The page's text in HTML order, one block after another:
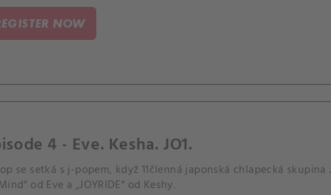
NOW
4 - Eve. Kesha. JO1.
se setká s j-popem, když 11členná japonská chlapecká
od Eve a „JOYRIDE“ od Keshy.